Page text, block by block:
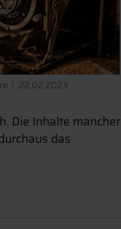
22.02.2023
Die Inhalte mancher
das